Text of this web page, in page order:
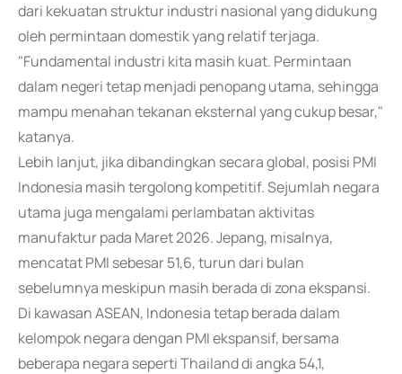
dari kekuatan struktur industri nasional yang didukung
oleh permintaan domestik yang relatif terjaga.
"Fundamental industri kita masih kuat. Permintaan
dalam negeri tetap menjadi penopang utama, sehingga
mampu menahan tekanan eksternal yang cukup besar,"
katanya.
Lebih lanjut, jika dibandingkan secara global, posisi PMI
Indonesia masih tergolong kompetitif. Sejumlah negara
utama juga mengalami perlambatan aktivitas
manufaktur pada Maret 2026. Jepang, misalnya,
mencatat PMI sebesar 51,6, turun dari bulan
sebelumnya meskipun masih berada di zona ekspansi.
Di kawasan ASEAN, Indonesia tetap berada dalam
kelompok negara dengan PMI ekspansif, bersama
beberapa negara seperti Thailand di angka 54,1,